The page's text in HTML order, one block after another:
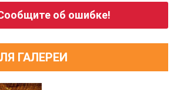
об ошибке!
ГАЛЕРЕИ